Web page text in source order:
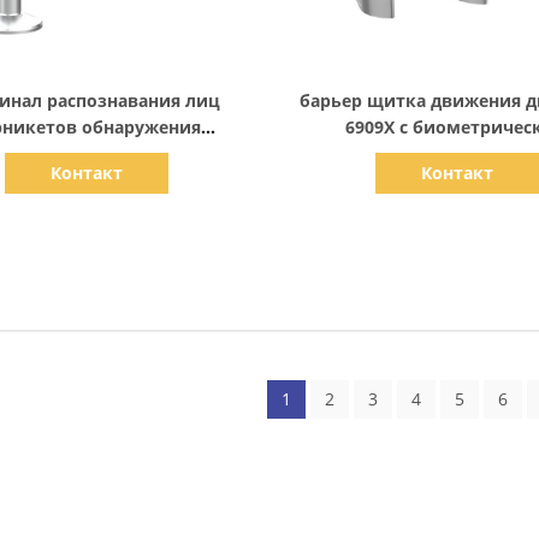
распознавания лиц
обнаружения
для системы
управления доступом
Контакт
барьер щитка движения
6909X с
распознаванием лиц для
Контакт
1 2 3 4 5 6